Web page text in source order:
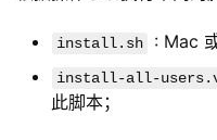
install.sh : Mac
install-all-
此脚本；